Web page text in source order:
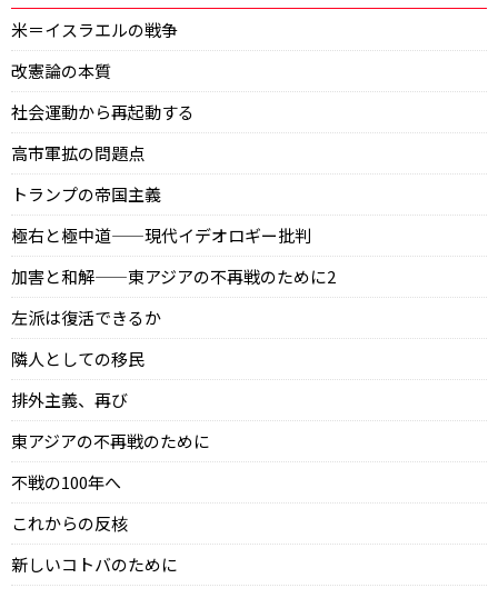
米＝イスラエルの戦争
改憲論の本質
社会運動から再起動する
高市軍拡の問題点
トランプの帝国主義
極右と極中道——現代イデオロギー批判
加害と和解——東アジアの不再戦のために2
左派は復活できるか
隣人としての移民
排外主義、再び
東アジアの不再戦のために
不戦の100年へ
これからの反核
新しいコトバのために